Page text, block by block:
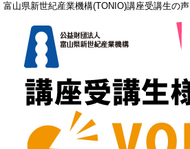
富山県新世紀産業機構(TONIO)講座受講生の声